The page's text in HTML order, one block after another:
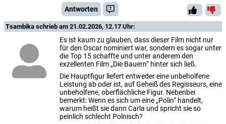
Antworten
Tsambika schrieb am 21.02.2026, 12.17 Uhr:
Es ist kaum zu glauben, dass dieser Film nicht nur
für den Oscar nominiert war, sondern es sogar unter
die Top 15 schaffte und unter anderem den
exzellenten Film „Die Bauern“ hinter sich ließ.
Die Hauptfigur liefert entweder eine unbeholfene
Leistung ab oder ist, auf Geheiß des Regisseurs, eine
unbeholfene, oberflächliche Figur. Nebenbei
bemerkt: Wenn es sich um eine „Polin“ handelt,
warum heißt sie dann Carla und spricht sie so
peinlich schlecht Polnisch?